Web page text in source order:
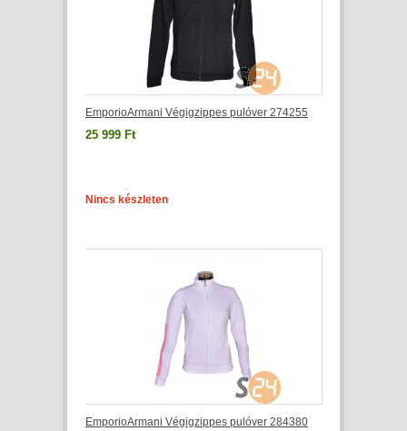
EmporioArmani Végigzippes pulóver 274255
25 999 Ft
Nincs készleten
EmporioArmani Végigzippes pulóver 284380